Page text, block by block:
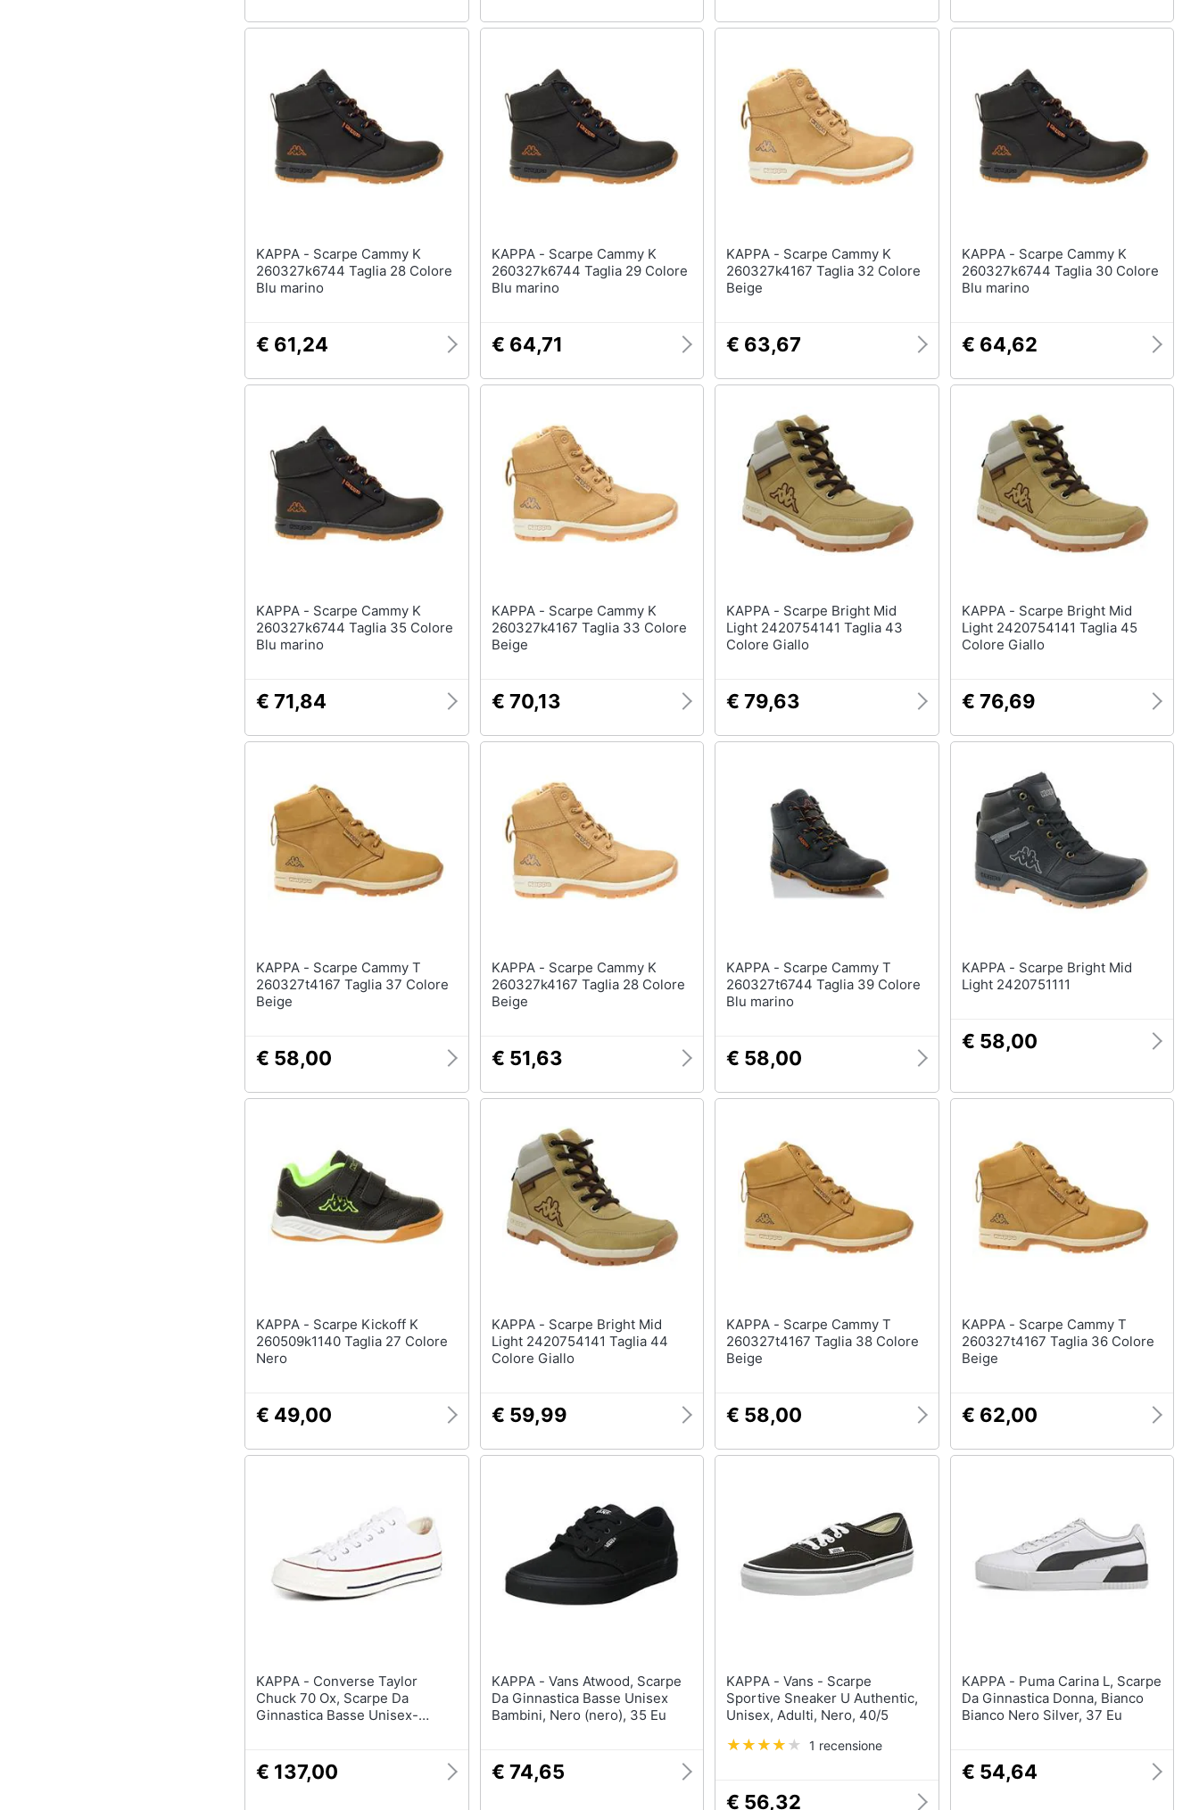
KAPPA - Scarpe Cammy K
260327k6744 Taglia 28 Colore
Blu marino
€ 61,24
KAPPA - Scarpe Cammy K
260327k6744 Taglia 29 Colore
Blu marino
€ 64,71
KAPPA - Scarpe Cammy K
260327k4167 Taglia 32 Colore
Beige
€ 63,67
KAPPA - Scarpe Cammy K
260327k6744 Taglia 30 Colore
Blu marino
€ 64,62
KAPPA - Scarpe Cammy K
260327k6744 Taglia 35 Colore
Blu marino
€ 71,84
KAPPA - Scarpe Cammy K
260327k4167 Taglia 33 Colore
Beige
€ 70,13
KAPPA - Scarpe Bright Mid
Light 2420754141 Taglia 43
Colore Giallo
€ 79,63
KAPPA - Scarpe Bright Mid
Light 2420754141 Taglia 45
Colore Giallo
€ 76,69
KAPPA - Scarpe Cammy T
260327t4167 Taglia 37 Colore
Beige
€ 58,00
KAPPA - Scarpe Cammy K
260327k4167 Taglia 28 Colore
Beige
€ 51,63
KAPPA - Scarpe Cammy T
260327t6744 Taglia 39 Colore
Blu marino
€ 58,00
KAPPA - Scarpe Bright Mid
Light 2420751111
€ 58,00
KAPPA - Scarpe Kickoff K
260509k1140 Taglia 27 Colore
Nero
€ 49,00
KAPPA - Scarpe Bright Mid
Light 2420754141 Taglia 44
Colore Giallo
€ 59,99
KAPPA - Scarpe Cammy T
260327t4167 Taglia 38 Colore
Beige
€ 58,00
KAPPA - Scarpe Cammy T
260327t4167 Taglia 36 Colore
Beige
€ 62,00
KAPPA - Converse Taylor
Chuck 70 Ox, Scarpe Da
Ginnastica Basse Unisex-
€ 137,00
KAPPA - Vans Atwood, Scarpe
Da Ginnastica Basse Unisex
Bambini, Nero (nero), 35 Eu
€ 74,65
KAPPA - Vans - Scarpe
Sportive Sneaker U Authentic,
Unisex, Adulti, Nero, 40/5
1 recensione
€ 56,32
KAPPA - Puma Carina L, Scarpe
Da Ginnastica Donna, Bianco
Bianco Nero Silver, 37 Eu
€ 54,64